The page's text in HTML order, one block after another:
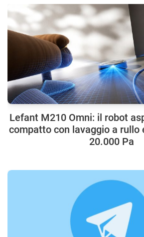
Lefant M210 Omni: il robot
compatto con lavaggio a rullo
20.000 Pa